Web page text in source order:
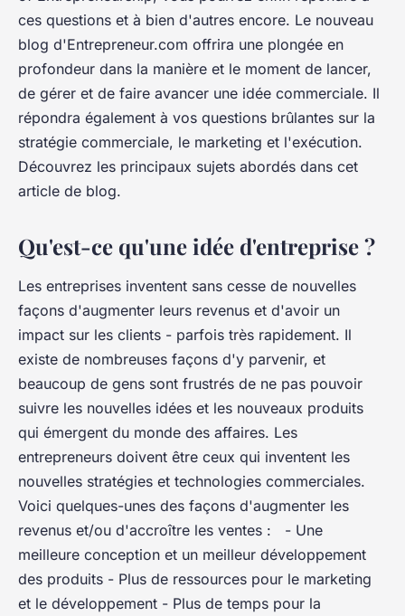
ces questions et à bien d'autres encore. Le nouveau
blog d'Entrepreneur.com offrira une plongée en
profondeur dans la manière et le moment de lancer,
de gérer et de faire avancer une idée commerciale. Il
répondra également à vos questions brûlantes sur la
stratégie commerciale, le marketing et l'exécution.
Découvrez les principaux sujets abordés dans cet
article de blog.
Qu'est-ce qu'une idée d'entreprise ?
Les entreprises inventent sans cesse de nouvelles
façons d'augmenter leurs revenus et d'avoir un
impact sur les clients - parfois très rapidement. Il
existe de nombreuses façons d'y parvenir, et
beaucoup de gens sont frustrés de ne pas pouvoir
suivre les nouvelles idées et les nouveaux produits
qui émergent du monde des affaires. Les
entrepreneurs doivent être ceux qui inventent les
nouvelles stratégies et technologies commerciales.
Voici quelques-unes des façons d'augmenter les
revenus et/ou d'accroître les ventes : - Une
meilleure conception et un meilleur développement
des produits - Plus de ressources pour le marketing
et le développement - Plus de temps pour la